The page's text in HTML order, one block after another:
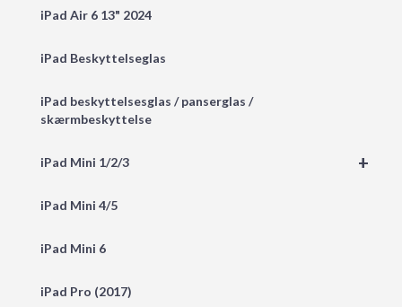
iPad Air 6 13" 2024
iPad Beskyttelseglas
iPad beskyttelsesglas / panserglas /
skærmbeskyttelse
+
iPad Mini 1/2/3
iPad Mini 4/5
iPad Mini 6
iPad Pro (2017)